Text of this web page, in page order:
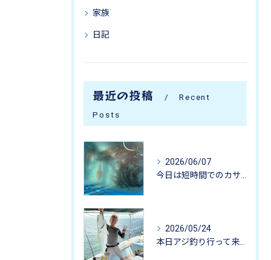
家族
日記
最近の投稿
Recent
Posts
2026/06/07
2026/05/24